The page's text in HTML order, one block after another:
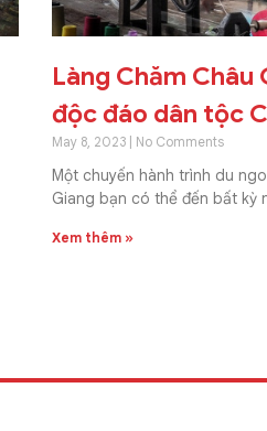
Làng Chăm Châu
độc đáo dân tộc
May 8, 2023 No Comments
Một chuyến hành trình du
Giang bạn có thể đến bất kỳ
Xem thêm »